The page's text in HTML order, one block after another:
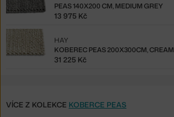
PEAS 140X200 CM, MEDIUM GREY
13 975 Kč
KOBEREC PEAS 200X300CM, CREAM
HAY
31 225 Kč
VÍCE Z KOLEKCE KOBERCE PEAS